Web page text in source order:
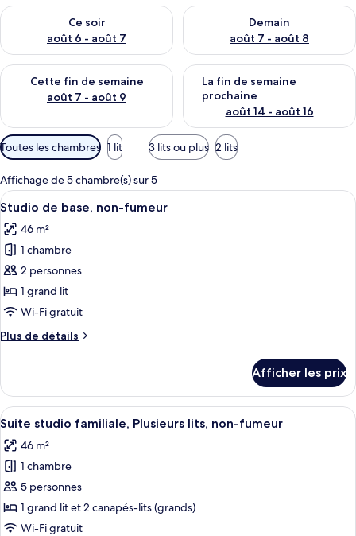
Ce soir
août 6 - août 7
Vérifier la disponibilité pour ce soir août 6 - août 7
Demain
août 7 - août 8
Vérifier la disponibilité pour
Cette fin de semaine
août 7 - août 9
Vérifier la disponibilité pour cette fin de semaine août 7 -
La fin de semaine
prochaine
août 14 - août 16
Vérifier la disponibilité pour
Filtres
disponibles
pour
les
chambres
Toutes les chambres 1 lit 3 lits ou plus 2 lits
Affichage de 5 chambre(s) sur 5
Afficher
toutes
les
photos
pour
ce
type
chambre :
base,
non-
fumeur
Un espace de vie compact
6
Studio de base, non-fumeur
46 m²
1 chambre
2 personnes
1 grand lit
Wi-Fi gratuit
Plus de détails
Plus
Studio
de
base,
fumeur
Afficher les prix
Afficher
toutes
les
photos
pour
ce
type
Un grand espace de vie comprenant
4
Suite studio familiale, Plusieurs lits, non-fumeur
46 m²
1 chambre
5 personnes
1 grand lit et 2 canapés-lits (grands)
Wi-Fi gratuit